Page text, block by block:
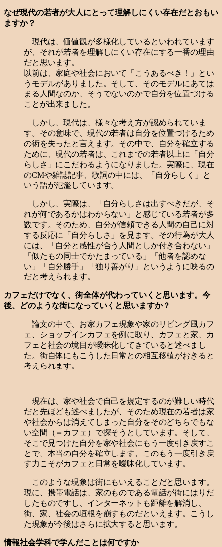
なぜ現代の若者が大人にとって理解しにくい存在だとおもい
ますか？
現代は、価値観が多様化しているといわれています
が、それが若者を理解しにくい存在にする一番の理由
だと思います。
以前は、家庭や社会において「こうあるべき！」とい
うモデルがありました。そして、そのモデルにあては
まる人間なのか、そうでないのかで自分を位置づける
ことが出来ました。
しかし、現代は、様々な考え方が認められていま
す。その意味で、現代の若者は自分を位置づけるため
の術を失ったと言えます。その中で、自分を確立する
ために、現代の若者は、これまでの若者以上に「自分
らしさ」にこだわるようになりました。実際に、現在
のCMや雑誌記事、歌詞の中には、「自分らしく」と
いう語が氾濫しています。
しかし、実際は、「自分らしさは出すべきだが、そ
れが何であるかはわからない」と感じている若者が多
数です。そのため、自分が信頼できる人間の自己に対
する反応に「自分らしさ」を見ます。その行為が大人
には、「自分と感性が合う人間としか付き合わない」
「似たもの同士でかたまっている」「他者を認めな
い」「自分勝手」「独り善がり」というように映るの
だと考えられます。
カフェだけでなく、街全体が代わっていくと思います。今
後、どのような街になっていくと思いますか？
論文の中で、お家カフェ現象や家のリビング風カフ
ェ、ショップインカフェを例に取り、カフェと家、カ
フェと社会の境目が曖昧化してきていると述べまし
た。街自体にもこうした日常との相互移植がおきると
考えられます。
現在は、家や社会で自己を規定するのが難しい時代
だと先ほども述べましたが、そのため現在の若者は家
や社会からは消えてしまった自分をそのどちらでもな
い空間（＝カフェ）で探そうとしています。そして、
そこで見つけた自分を家や社会にもう一度引き戻すこ
とで、本当の自分を確立します。このもう一度引き戻
す力こそがカフェと日常を曖昧化しています。
このような現象は街にもいえることだと思います。
現に、携帯電話は、家のものである電話が街にはりだ
したものですし、インターネットも距離を解消し、
街、家、社会の垣根を崩すものだといえます。こうし
た現象が今後はさらに拡大すると思います。
情報社会学科で学んだことは何ですか